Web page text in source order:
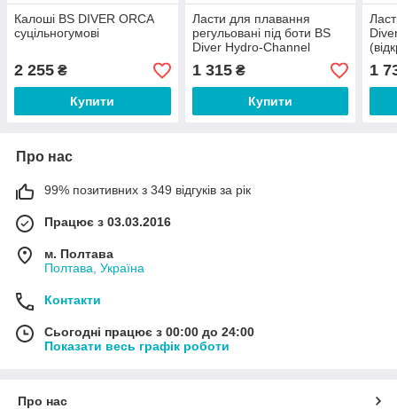
Калоші BS DIVER ORCA
суцільногумові
2 255 ₴
Купити
Ласти для плавання
регульовані під боти BS
Diver Hydro-Channel
(відкрита п'ята), розмір L
1 315₴
Купити
1
Про нас
99% позитивних з 349 відгуків за рік
Працює з 03.03.2016
м. Полтава
Полтава, Україна
Контакти
Сьогодні працює з 00:00 до 24:00
Показати весь графік роботи
Про нас